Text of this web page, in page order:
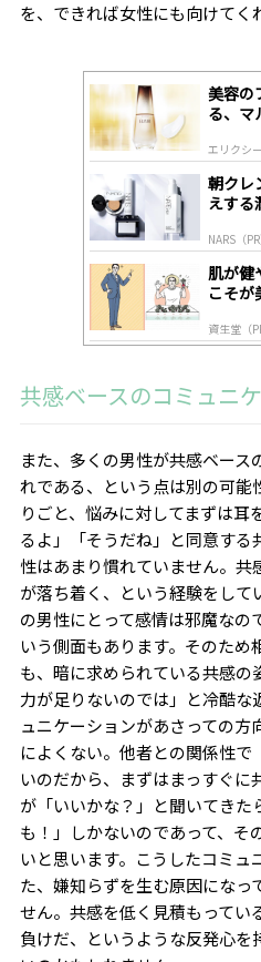
を、できれば女性にも向けてく
美容の
る、マ
エリクシ
朝クレ
えする
NARS（PR
肌が健
こそが
資生堂（
共感ベースのコミュニ
また、多くの男性が共感ベー
れである、という点は別の可
りごと、悩みに対してまずは耳
るよ」「そうだね」と同意する
性はあまり慣れていません。共
が落ち着く、という経験をして
の男性にとって感情は邪魔なの
いう側面もあります。そのため
も、暗に求められている共感の
力が足りないのでは」と冷酷な
ュニケーションがあさっての方
によくない。他者との関係性
いのだから、まずはまっすぐ
が「いいかな？」と聞いてきた
も！」しかないのであって、そ
いと思います。こうしたコミュ
た、嫌知らずを生む原因になっ
せん。共感を低く見積もってい
負けだ、というような反発心を